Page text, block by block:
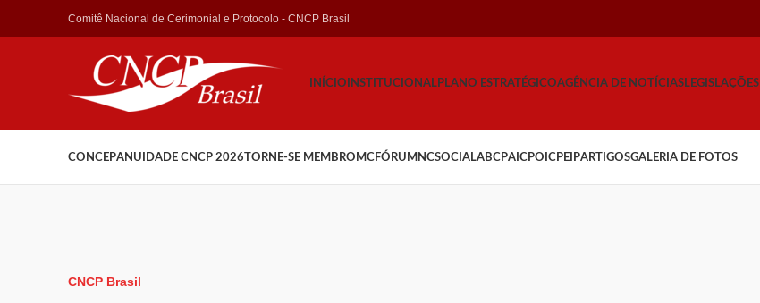
Comitê Nacional de Cerimonial e Protocolo - CNCP Brasil
INÍCIO INSTITUCIONALPLANO ESTRATÉGICOAGÊNCIA DE NOTÍCIASLEGISLAÇÕES
CONCEPANUIDADE CNCP 2026TORNE-SE MEMBRO MCFÓRUM NCSOCIALABCPAICPOICPEIPARTIGOSGALERIA DE FOTOS
CNCP Brasil